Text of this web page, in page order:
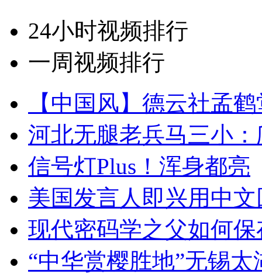
24小时视频排行
一周视频排行
【中国风】德云社孟
河北无腿老兵马三小
信号灯Plus！浑身都亮
美国发言人即兴用中
现代密码学之父如何
“中华赏樱胜地”无锡